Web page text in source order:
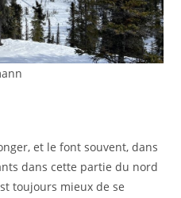
et le font souvent, dans
dans cette partie du nord
toujours mieux de se